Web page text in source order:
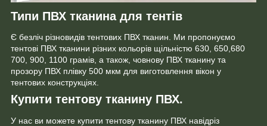
Типи ПВХ тканина для тентів
Є безліч різновидів тентових ПВХ тканин. Ми пропонуємо
тентові ПВХ тканини різних кольорів щільністю 630, 650,680
700, 900, 1100 грамів, а також, човнову ПВХ тканину та
прозору ПВХ плівку 500 мкм для виготовлення вікон у
тентових конструкціях.
Купити тентову тканину ПВХ.
У нас ви можете купити тентову тканину ПВХ навідріз